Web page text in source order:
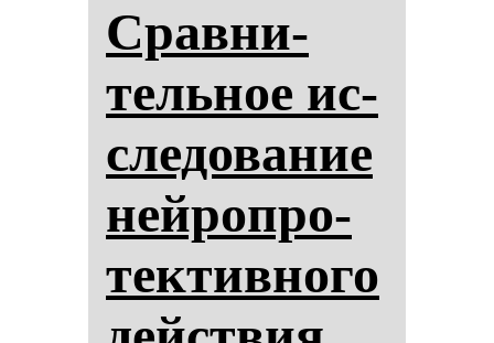
Срав­ни­
тель­ное ис­
сле­до­ва­ние
ней­роп­ро­
тек­тив­но­го